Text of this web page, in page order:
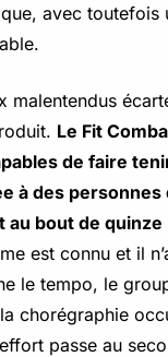
avec toutefois
malentendus
Le Fit
de faire
à des personnes
au bout de
est connu et il
le tempo, le
chorégraphie
passe au